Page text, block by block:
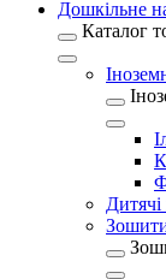
Дошкільне
Каталог